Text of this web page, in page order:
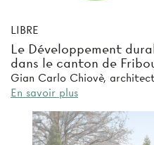
LIBRE
Le Développement
dans le canton de
Gian Carlo Chiovè,
En savoir plus